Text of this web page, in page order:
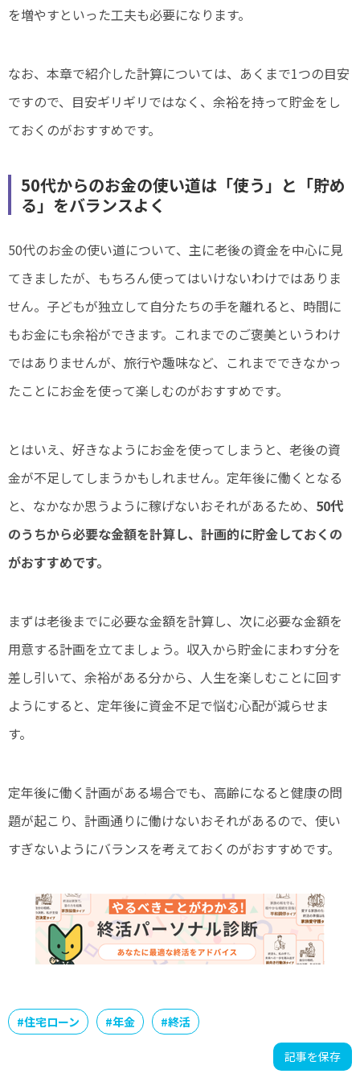
を増やすといった工夫も必要になります。
なお、本章で紹介した計算については、あくまで1つの目安
ですので、目安ギリギリではなく、余裕を持って貯金をし
ておくのがおすすめです。
50代からのお金の使い道は「使う」と「貯め
る」をバランスよく
50代のお金の使い道について、主に老後の資金を中心に見
てきましたが、もちろん使ってはいけないわけではありま
せん。子どもが独立して自分たちの手を離れると、時間に
もお金にも余裕ができます。これまでのご褒美というわけ
ではありませんが、旅行や趣味など、これまでできなかっ
たことにお金を使って楽しむのがおすすめです。
とはいえ、好きなようにお金を使ってしまうと、老後の資
金が不足してしまうかもしれません。定年後に働くとなる
と、なかなか思うように稼げないおそれがあるため、 50代
のうちから必要な金額を計算し、計画的に貯金しておくの
がおすすめです。
まずは老後までに必要な金額を計算し、次に必要な金額を
用意する計画を立てましょう。収入から貯金にまわす分を
差し引いて、余裕がある分から、人生を楽しむことに回す
ようにすると、定年後に資金不足で悩む心配が減らせま
す。
定年後に働く計画がある場合でも、高齢になると健康の問
題が起こり、計画通りに働けないおそれがあるので、使い
すぎないようにバランスを考えておくのがおすすめです。
#住宅ローン #年金 #終活
記事を保存